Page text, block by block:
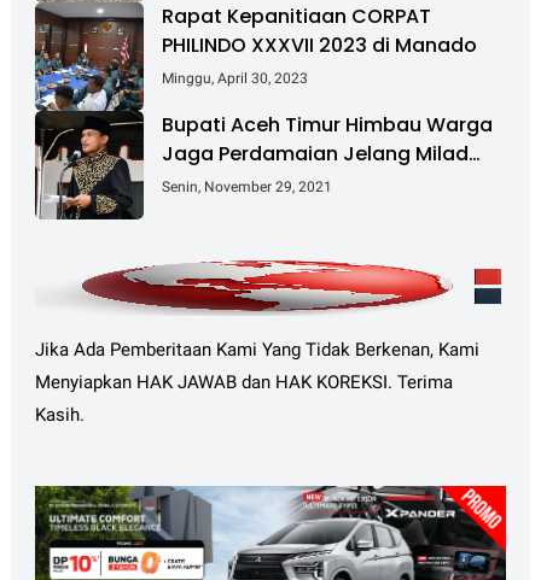
Rapat Kepanitiaan CORPAT
PHILINDO XXXVII 2023 di Manado
Minggu, April 30, 2023
Bupati Aceh Timur Himbau Warga
Jaga Perdamaian Jelang Milad
GAM Ke-45
Senin, November 29, 2021
Jika Ada Pemberitaan Kami Yang Tidak Berkenan, Kami
Menyiapkan HAK JAWAB dan HAK KOREKSI. Terima
Kasih.